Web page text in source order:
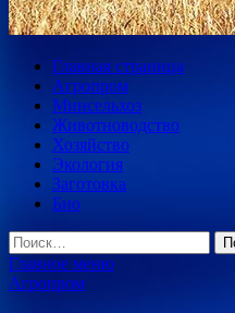
Главная страница
Агропром
Минсельхоз
Животноводство
Хозяйство
Экология
Заготовка
Био
Найти:
Главное меню
Агропром